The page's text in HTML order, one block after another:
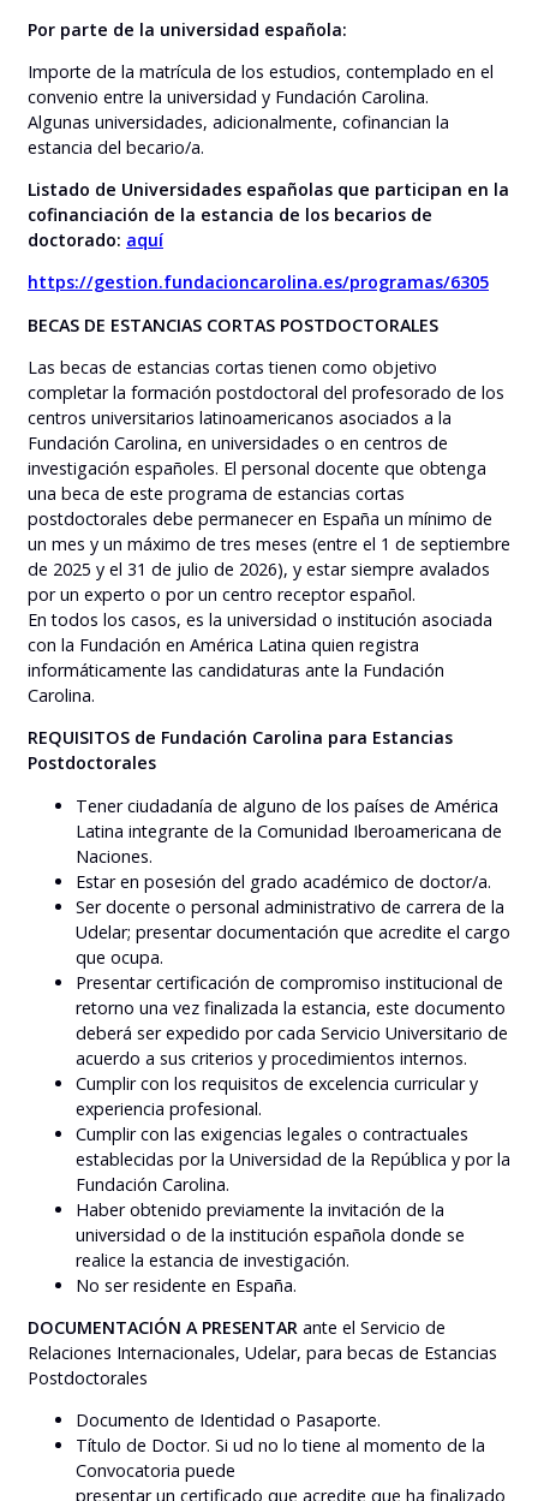
Por parte de la universidad española:
Importe de la matrícula de los estudios, contemplado en el
convenio entre la universidad y Fundación Carolina.
Algunas universidades, adicionalmente, cofinancian la
estancia del becario/a.
Listado de Universidades españolas que participan en la
cofinanciación de la estancia de los becarios de
doctorado: aquí
https://gestion.fundacioncarolina.es/programas/6305
BECAS DE ESTANCIAS CORTAS POSTDOCTORALES
Las becas de estancias cortas tienen como objetivo
completar la formación postdoctoral del profesorado de los
centros universitarios latinoamericanos asociados a la
Fundación Carolina, en universidades o en centros de
investigación españoles. El personal docente que obtenga
una beca de este programa de estancias cortas
postdoctorales debe permanecer en España un mínimo de
un mes y un máximo de tres meses (entre el 1 de septiembre
de 2025 y el 31 de julio de 2026), y estar siempre avalados
por un experto o por un centro receptor español.
En todos los casos, es la universidad o institución asociada
con la Fundación en América Latina quien registra
informáticamente las candidaturas ante la Fundación
Carolina.
REQUISITOS de Fundación Carolina para Estancias
Postdoctorales
Tener ciudadanía de alguno de los países de América
Latina integrante de la Comunidad Iberoamericana de
Naciones.
Estar en posesión del grado académico de doctor/a.
Ser docente o personal administrativo de carrera de la
Udelar; presentar documentación que acredite el cargo
que ocupa.
Presentar certificación de compromiso institucional de
retorno una vez finalizada la estancia, este documento
deberá ser expedido por cada Servicio Universitario de
acuerdo a sus criterios y procedimientos internos.
Cumplir con los requisitos de excelencia curricular y
experiencia profesional.
Cumplir con las exigencias legales o contractuales
establecidas por la Universidad de la República y por la
Fundación Carolina.
Haber obtenido previamente la invitación de la
universidad o de la institución española donde se
realice la estancia de investigación.
No ser residente en España.
DOCUMENTACIÓN A PRESENTAR ante el Servicio de
Relaciones Internacionales, Udelar, para becas de Estancias
Postdoctorales
Documento de Identidad o Pasaporte.
Título de Doctor. Si ud no lo tiene al momento de la
Convocatoria puede
presentar un certificado que acredite que ha finalizado